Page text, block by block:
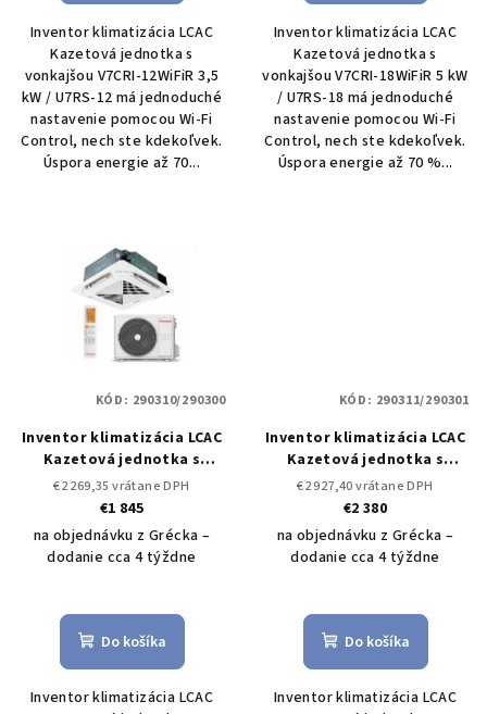
Inventor klimatizácia LCAC
Kazetová jednotka s
vonkajšou V7CRI-12WiFiR 3,5
kW / U7RS-12 má jednoduché
nastavenie pomocou Wi-Fi
Control, nech ste kdekoľvek.
Úspora energie až 70...
Inventor klimatizácia LCAC
Kazetová jednotka s
vonkajšou V7CRI-18WiFiR 5 kW
/ U7RS-18 má jednoduché
nastavenie pomocou Wi-Fi
Control, nech ste kdekoľvek.
Úspora energie až 70 %...
Inventor klimatizácia LCAC
Kazetová jednotka s
vonkajšou V7CRI-24WiFiR 7
kW / U7RS-24 Set vonkajšia
a vnútorná jednotka LCAC
€2 269,35 vrátane DPH
€1 845
na objednávku z Grécka –
dodanie cca 4 týždne
Do košíka
Inventor klimatizácia LCAC
KÓD: 290310/290300
Inventor klimatizácia LCAC
Kazetová jednotka s
vonkajšou V7CRI-36WiFiR
10,5 kW / U7RS-36
vonkajšia a vnútorná
jednotka LCAC
€2 927,40 vrátane DPH
€2 380
na objednávku z Grécka –
dodanie cca 4 týždne
Do košíka
Inventor klimatizácia LCAC
KÓD: 290311/290301